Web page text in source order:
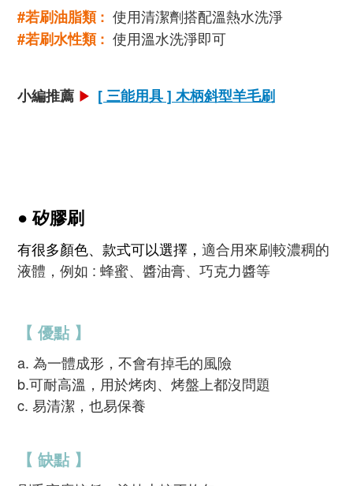
#若刷油脂類 : 使用清潔劑搭配溫熱水洗淨
#若刷水性類 : 使用溫水洗淨即可
小編推薦 ▶ [三能用具 ] 木柄斜型羊毛刷
● 矽膠刷
有很多顏色、款式可以選擇， 適合用來刷較濃稠的
液體，例如 : 蜂蜜、醬油膏、巧克力醬等
【 優點 】
a. 為一體成形，不會有掉毛的風險
b.可耐高溫，用於烤肉、烤盤上都沒問題
c. 易清潔，也易保養
【 缺點 】